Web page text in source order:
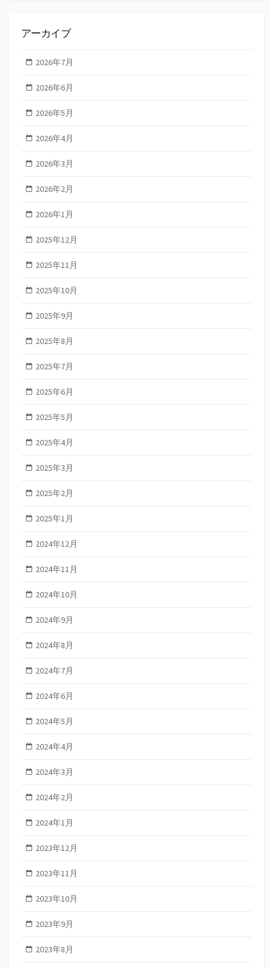
アーカイブ
2026年7月
2026年6月
2026年5月
2026年4月
2026年3月
2026年2月
2026年1月
2025年12月
2025年11月
2025年10月
2025年9月
2025年8月
2025年7月
2025年6月
2025年5月
2025年4月
2025年3月
2025年2月
2025年1月
2024年12月
2024年11月
2024年10月
2024年9月
2024年8月
2024年7月
2024年6月
2024年5月
2024年4月
2024年3月
2024年2月
2024年1月
2023年12月
2023年11月
2023年10月
2023年9月
2023年8月